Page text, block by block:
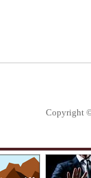
Copyright